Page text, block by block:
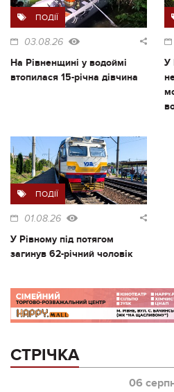
ПОДІЇ
03.08.26
На Рівненщині у водоймі
втопилася 15-річна дівчина
У
ПОДІЇ
01.08.26
У Рівному під потягом
загинув 62-річний чоловік
СТРІЧКА
06